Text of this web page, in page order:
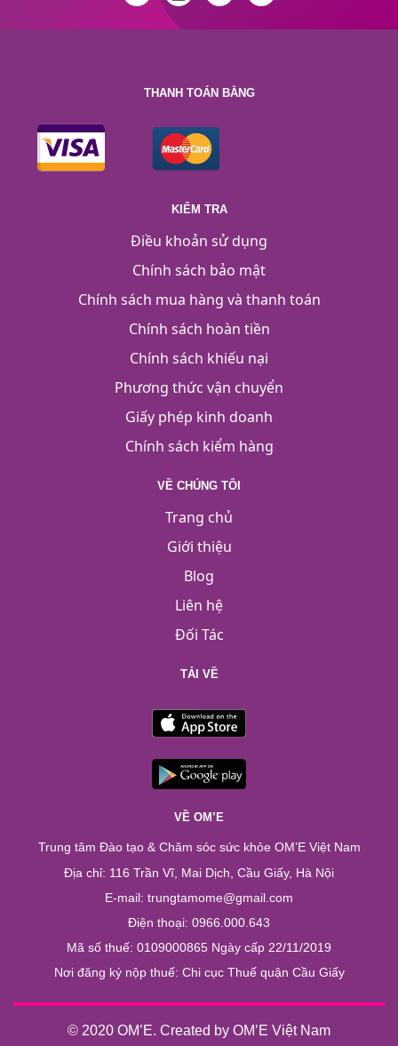
THANH TOÁN BẰNG
KIỂM TRA
Điều khoản sử dụng
Chính sách bảo mật
Chính sách mua hàng và thanh toán
Chính sách hoàn tiền
Chính sách khiếu nại
Phương thức vận chuyển
Giấy phép kinh doanh
Chính sách kiểm hàng
VỀ CHÚNG TÔI
Trang chủ
Giới thiệu
Blog
Liên hệ
Đối Tác
TẢI VỀ
VỀ OM’E
Trung tâm Đào tạo & Chăm sóc sức khỏe OM’E Việt Nam
Địa chỉ: 116 Trần Vĩ, Mai Dịch, Cầu Giấy, Hà Nội
E-mail: trungtamome@gmail.com
Điện thoại: 0966.000.643
Mã số thuế: 0109000865 Ngày cấp 22/11/2019
Nơi đăng ký nộp thuế: Chi cục Thuế quận Cầu Giấy
© 2020 OM’E. Created by OM’E Việt Nam
Chào bạn. Chúng tôi có thể giúp gì ...